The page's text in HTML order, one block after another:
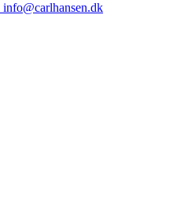
info@carlhansen.dk